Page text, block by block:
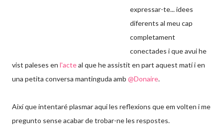
expressar-te... idees
diferents al meu cap
completament
conectades i que avui he
vist paleses en l'acteal que he assistit en part aquest matí i en
una petita conversa mantinguda amb @Donaire.
Així que intentaré plasmar aqui les reflexions que em volten i me
pregunto sense acabar de trobar-ne les respostes.